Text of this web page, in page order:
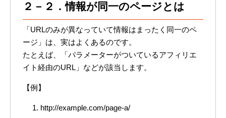
２－２．情報が同一のページとは
「URLのみが異なっていて情報はまったく同一のペ
ージ」は、実はよくあるのです。
たとえば、「パラメーターがついているアフィリエ
イト経由のURL」などが該当します。
【例】
http://example.com/page-a/